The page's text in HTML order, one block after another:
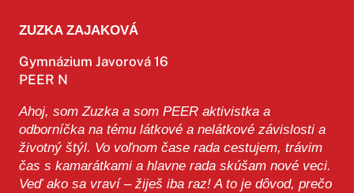
ZUZKA ZAJAKOVÁ
Gymnázium Javorová 16
PEER N
Ahoj, som Zuzka a som PEER aktivistka a
odborníčka na tému látkové a nelátkové závislosti a
životný štýl. Vo voľnom čase rada cestujem, trávim
čas s kamarátkami a hlavne rada skúšam nové veci.
Veď ako sa vraví – žiješ iba raz! A to je dôvod, prečo